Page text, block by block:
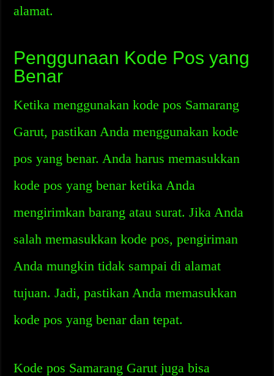
alamat.
Penggunaan Kode Pos yang
Benar
Ketika menggunakan kode pos Samarang
Garut, pastikan Anda menggunakan kode
pos yang benar. Anda harus memasukkan
kode pos yang benar ketika Anda
mengirimkan barang atau surat. Jika Anda
salah memasukkan kode pos, pengiriman
Anda mungkin tidak sampai di alamat
tujuan. Jadi, pastikan Anda memasukkan
kode pos yang benar dan tepat.
Kode pos Samarang Garut juga bisa